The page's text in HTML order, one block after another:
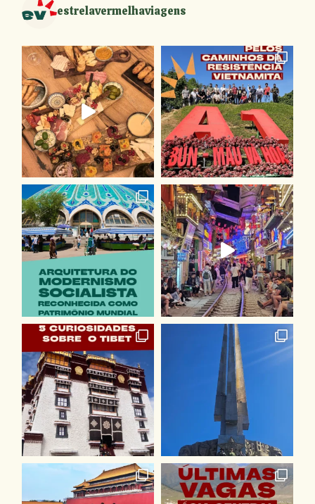
estrelavermelhaviagens